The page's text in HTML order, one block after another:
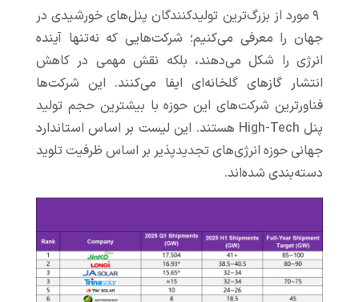
۹ مورد از بزرگ‌ترین تولیدکنندگان پنل‌های خورشیدی در
جهان را معرفی می‌کنیم؛ شرکت‌هایی که نه‌تنها آینده
انرژی را شکل می‌دهند، بلکه نقش مهمی در کاهش
انتشار گازهای گلخانه‌ای ایفا می‌کنند. این شرکت‌ها
فناورترین شرکت‌های این حوزه با بیشترین حجم تولید
پنل High-Tech هستند. این لیست بر اساس استاندارد
جهانی حوزه انرژی‌های تجدیدپذیر بر اساس ظرفیت تلوید
دسته‌بندی شده‌اند.